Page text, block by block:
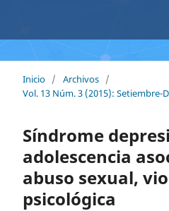
Inicio / Archivos /
Vol. 13 Núm. 3 (2015): Setiembre-
Síndrome
adolescencia
abuso sexual,
psicológica